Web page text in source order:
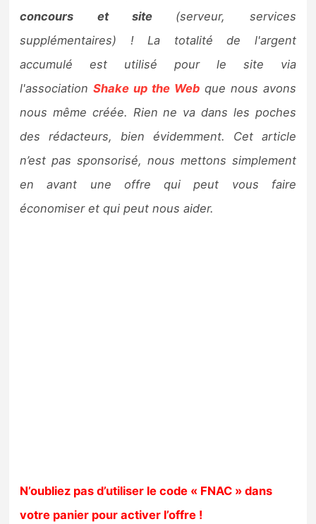
concours et site (serveur, services
supplémentaires) ! La totalité de l'argent
accumulé est utilisé pour le site via
l'associationShake up the Webque nous avons
nous même créée. Rien ne va dans les poches
des rédacteurs, bien évidemment. Cet article
n’est pas sponsorisé, nous mettons simplement
en avant une offre qui peut vous faire
économiser et qui peut nous aider.
N’oubliez pas d’utiliser le code « FNAC » dans
votre panier pour activer l’offre !